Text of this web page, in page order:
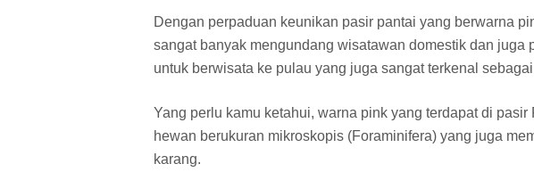
Dengan perpaduan keunikan pasir pantai yang berwarna
sangat banyak mengundang wisatawan domestik dan juga
untuk berwisata ke pulau yang juga sangat terkenal
Yang perlu kamu ketahui, warna pink yang terdapat di
hewan berukuran mikroskopis (Foraminifera) yang juga
karang.